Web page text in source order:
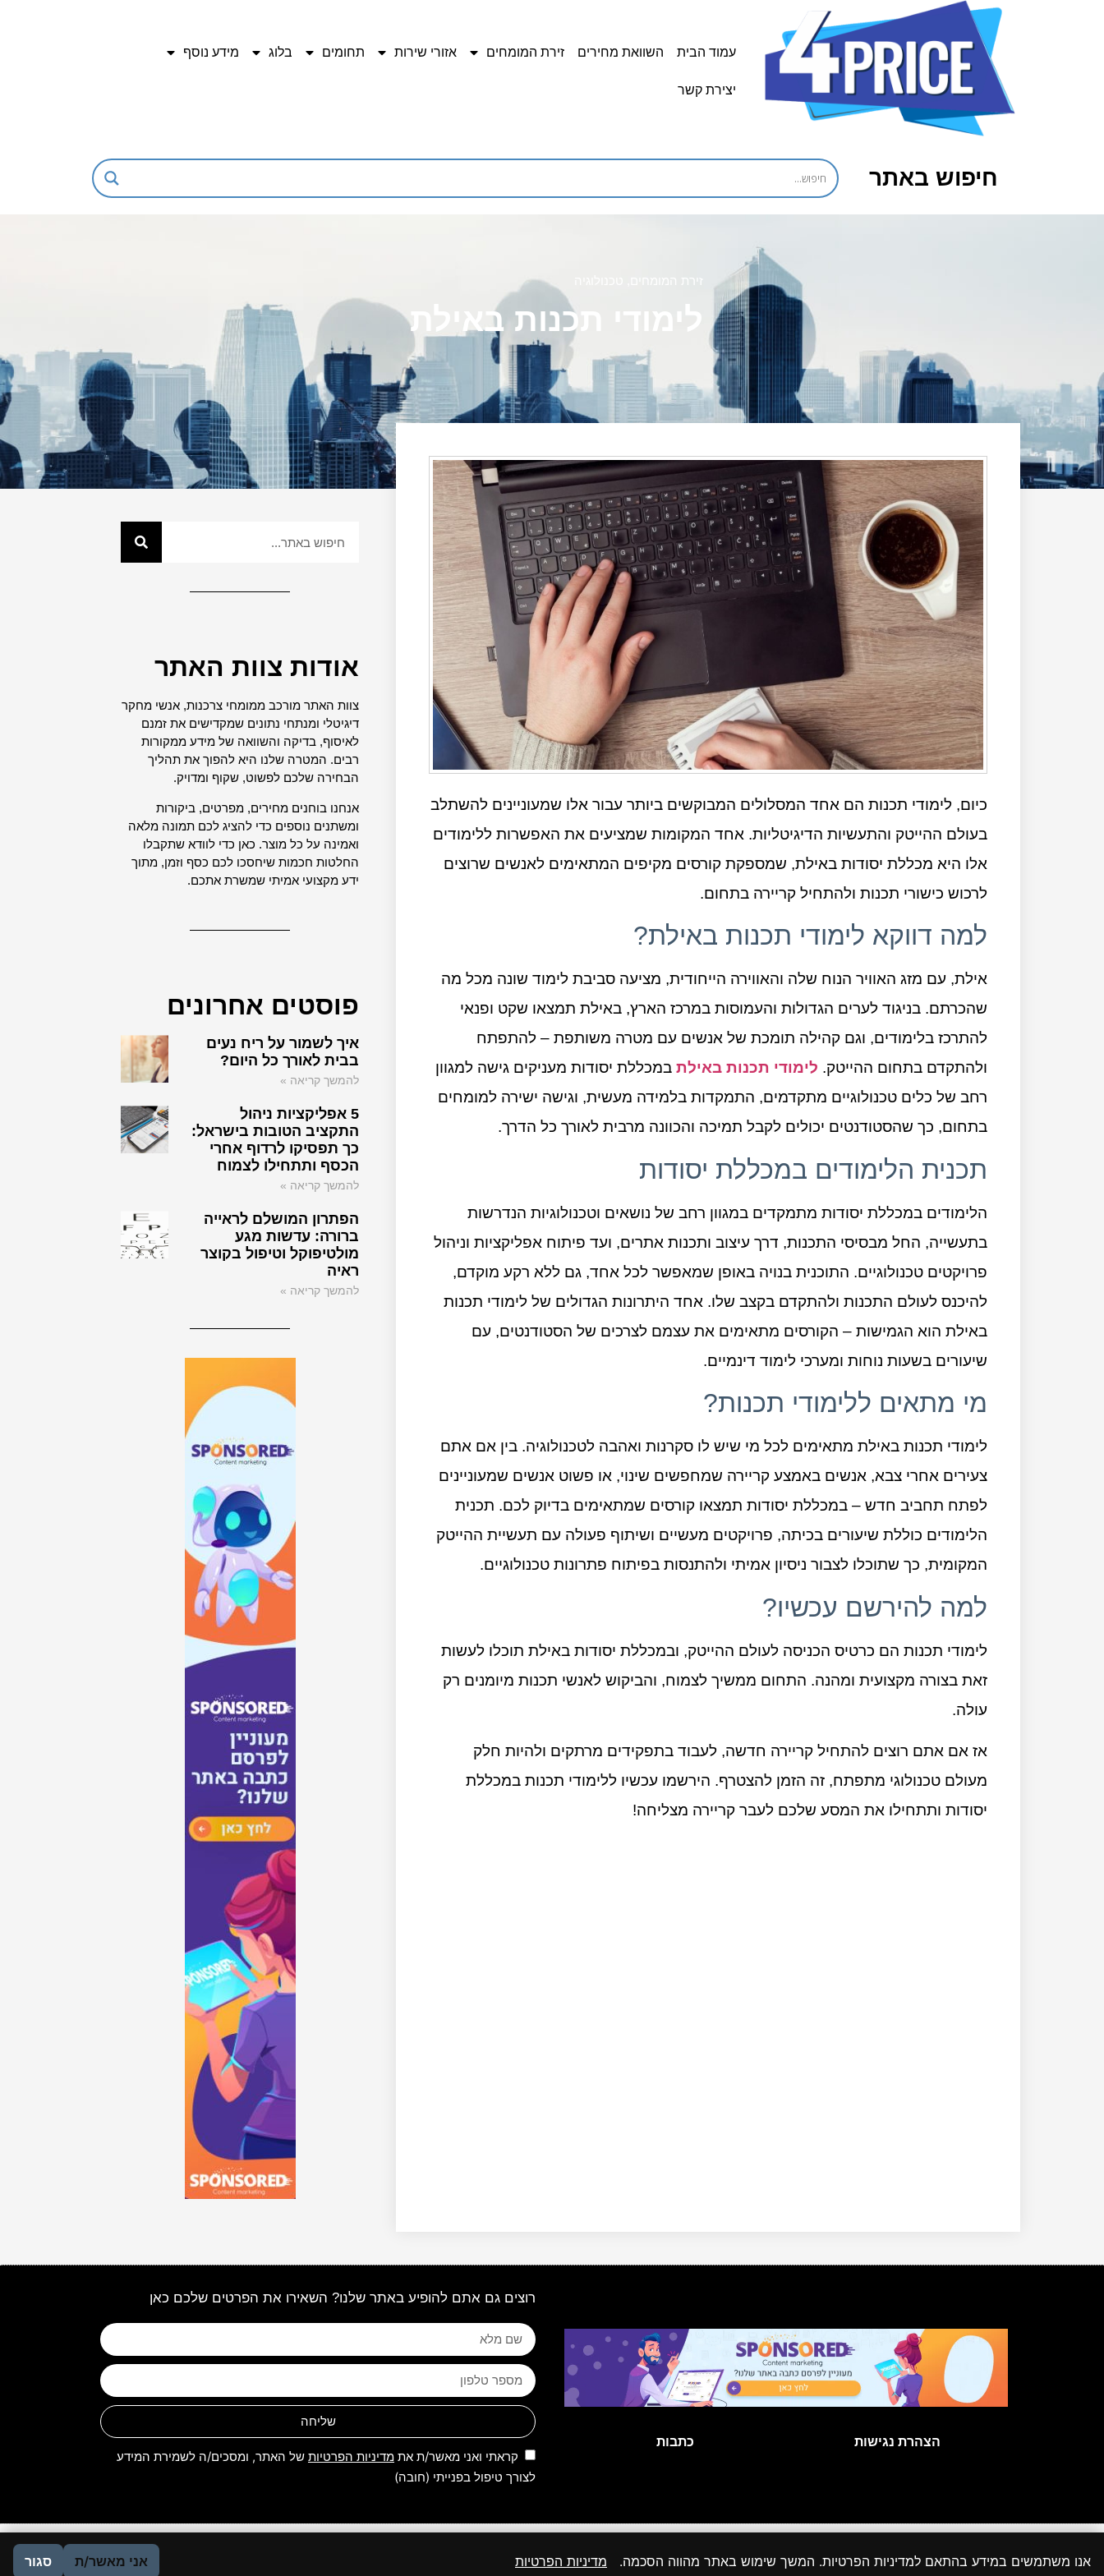
עמוד הבית השוואת מחירים זירת המומחים אזורי שירות תחומים בלוג מידע נוסף
יצירת קשר
חיפוש באתר
זירת המומחים
לימודי תכנות באילת
כיום, לימודי תכנות הם אחד המסלולים המבוקשים ביותר עבור אלו שמעוניינים להשתלב
בעולם ההייטק והתעשיות הדיגיטליות. אחד המקומות שמציעים את האפשרות ללימודים
אלו היא מכללת יסודות באילת, שמספקת קורסים מקיפים המתאימים לאנשים שרוצים
לרכוש כישורי תכנות ולהתחיל קריירה בתחום.
למה דווקא לימודי תכנות באילת?
אילת, עם מזג האוויר הנוח שלה והאווירה הייחודית, מציעה סביבת לימוד שונה מכל מה
שהכרתם. בניגוד לערים הגדולות והעמוסות במרכז הארץ, באילת תמצאו שקט ופנאי
להתרכז בלימודים, וגם קהילה תומכת של אנשים עם מטרה משותפת – להתפתח
ולהתקדם בתחום ההייטק. לימודי תכנות באילת במכללת יסודות מעניקים גישה למגוון
רחב של כלים טכנולוגיים מתקדמים, התמקדות בלמידה מעשית, וגישה ישירה למומחים
בתחום, כך שהסטודנטים יכולים לקבל תמיכה והכוונה מרבית לאורך כל הדרך.
תכנית הלימודים במכללת יסודות
הלימודים במכללת יסודות מתמקדים במגוון רחב של נושאים וטכנולוגיות הנדרשות
בתעשייה, החל מבסיסי התכנות, דרך עיצוב ותכנות אתרים, ועד פיתוח אפליקציות וניהול
פרויקטים טכנולוגיים. התוכנית בנויה באופן שמאפשר לכל אחד, גם ללא רקע מוקדם,
להיכנס לעולם התכנות ולהתקדם בקצב שלו. אחד היתרונות הגדולים של לימודי תכנות
באילת הוא הגמישות – הקורסים מתאימים את עצמם לצרכים של הסטודנטים, עם
שיעורים בשעות נוחות ומערכי לימוד דינמיים.
מי מתאים ללימודי תכנות?
לימודי תכנות באילת מתאימים לכל מי שיש לו סקרנות ואהבה לטכנולוגיה. בין אם אתם
צעירים אחרי צבא, אנשים באמצע קריירה שמחפשים שינוי, או פשוט אנשים שמעוניינים
לפתח תחביב חדש – במכללת יסודות תמצאו קורסים שמתאימים בדיוק לכם. תכנית
הלימודים כוללת שיעורים בכיתה, פרויקטים מעשיים ושיתוף פעולה עם תעשיית ההייטק
המקומית, כך שתוכלו לצבור ניסיון אמיתי ולהתנסות בפיתוח פתרונות טכנולוגיים.
למה להירשם עכשיו?
לימודי תכנות הם כרטיס הכניסה לעולם ההייטק, ובמכללת יסודות באילת תוכלו לעשות
זאת בצורה מקצועית ומהנה. התחום ממשיך לצמוח, והביקוש לאנשי תכנות מיומנים רק
עולה.
אז אם אתם רוצים להתחיל קריירה חדשה, לעבוד בתפקידים מרתקים ולהיות חלק
מעולם טכנולוגי מתפתח, זה הזמן להצטרף. הירשמו עכשיו ללימודי תכנות במכללת
יסודות ותתחילו את המסע שלכם לעבר קריירה מצליחה!
אודות צוות האתר
צוות האתר מורכב ממומחי צרכנות, אנשי מחקר
דיגיטלי ומנתחי נתונים שמקדישים את זמנם
לאיסוף, בדיקה והשוואה של מידע ממקורות
רבים. המטרה שלנו היא להפוך את תהליך
הבחירה שלכם לפשוט, שקוף ומדויק.
אנחנו בוחנים מחירים, מפרטים, ביקורות
ומשתנים נוספים כדי להציג לכם תמונה מלאה
ואמינה על כל מוצר. כאן כדי לוודא שתקבלו
החלטות חכמות שיחסכו לכם כסף וזמן, מתוך
ידע מקצועי אמיתי שמשרת אתכם.
פוסטים אחרונים
איך לשמור על ריח נעים
בבית לאורך כל היום?
להמשך קריאה »
5 אפליקציות ניהול
התקציב הטובות בישראל:
כך תפסיקו לרדוף אחרי
הכסף ותתחילו לצמוח
להמשך קריאה »
הפתרון המושלם לראייה
ברורה: עדשות מגע
מולטיפוקל וטיפול בקוצר
ראיה
להמשך קריאה »
הצהרת נגישות כתבות
רוצים גם אתם להופיע באתר שלנו? השאירו את הפרטים שלכם כאן
שליחה
קראתי ואני מאשר/ת את מדיניות הפרטיות של האתר, ומסכים/ה לשמירת המידע
לצורך טיפול בפנייתי (חובה)
יתכנו מקרים שבהם לא הצלחנו לאתר את המקור או שהוא אינו ידוע והתכנים פורסמו בהתאם לסעיף 27א לחוק זכות יוצרים. במידה ואתם בעל זכות היוצרים, אנא פנו אלינו בהקדם.
אנו משתמשים במידע בהתאם למדיניות הפרטיות. המשך שימוש באתר מהווה הסכמה. מדיניות הפרטיות אני מאשר/ת סגור